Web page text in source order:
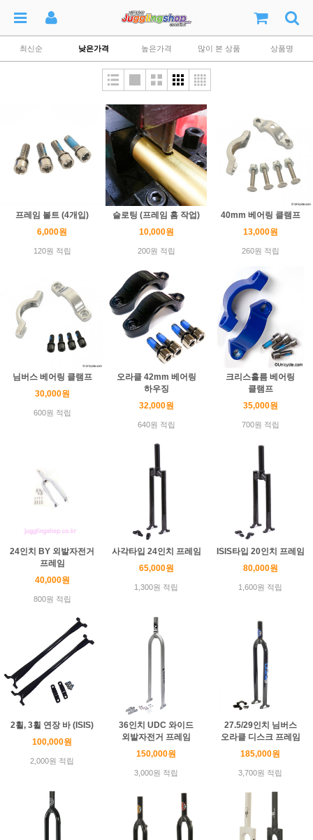
최신순 낮은가격 높은가격 많이 본 상품 상품명
프레임 볼트 (4개입)
6,000원
120원 적립
슬로팅 (프레임 홈 작업)
10,000원
200원 적립
40mm 베어링 클램프
13,000원
260원 적립
님버스 베어링 클램프
30,000원
600원 적립
오라클 42mm 베어링
하우징
32,000원
640원 적립
크리스홀름 베어링
클램프
35,000원
700원 적립
24인치 BY 외발자전거
프레임
40,000원
800원 적립
사각타입 24인치 프레임
65,000원
1,300원 적립
ISIS타입 20인치 프레임
80,000원
1,600원 적립
2휠, 3휠 연장 바 (ISIS)
100,000원
2,000원 적립
36인치 UDC 와이드
외발자전거 프레임
150,000원
3,000원 적립
27.5/29인치 님버스
오라클 디스크 프레임
185,000원
3,700원 적립